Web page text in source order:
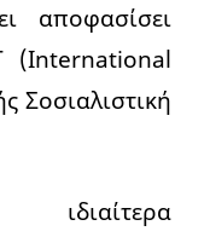
αποφασίσει
Σοσιαλιστική
ιδιαίτερα